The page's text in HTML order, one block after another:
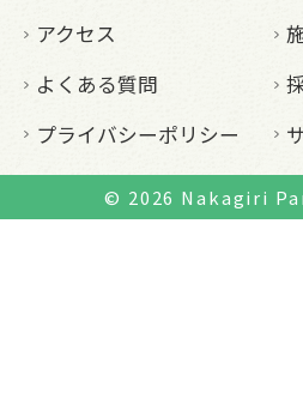
アクセス
よくある質問
プライバシーポリシー
© 2026 Nakagiri